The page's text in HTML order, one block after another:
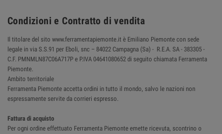
Condizioni e Contratto di vendita
Il titolare del sito www.ferramentapiemonte.it è Emiliano Piemonte con sede
legale in via S.S.91 per Eboli, snc – 84022 Campagna (Sa) - R.E.A. SA - 383305 -
C.F. PMNMLN87C06A717P e P.IVA 04641080652 di seguito chiamata Ferramenta
Piemonte.
Ambito territoriale
Ferramenta Piemonte accetta ordini in tutto il mondo, salvo le nazioni non
espressamente servite da corrieri espresso.
Fattura di acquisto
Per ogni ordine effettuato Ferramenta Piemonte emette ricevuta, scontrino o